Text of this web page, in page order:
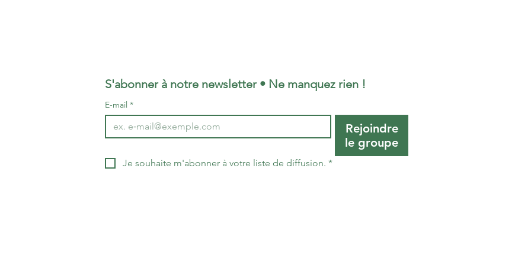
S'abonner à notre newsletter • Ne manquez rien !
E-mail *
Rejoindre
le groupe
Je souhaite m'abonner à votre liste de diffusion. *